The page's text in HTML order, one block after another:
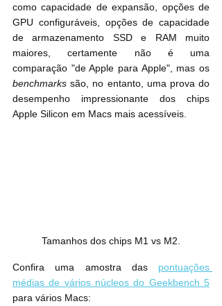
como capacidade de expansão, opções de
GPU configuráveis, opções de capacidade
de armazenamento SSD e RAM muito
maiores, certamente não é uma
benchmarks são, no entanto, uma prova do
desempenho impressionante dos chips
Apple Silicon em Macs mais acessíveis.
Tamanhos dos chips M1 vs M2.
Confira uma amostra das pontuações
médias de vários núcleos do Geekbench 5
para vários Macs: